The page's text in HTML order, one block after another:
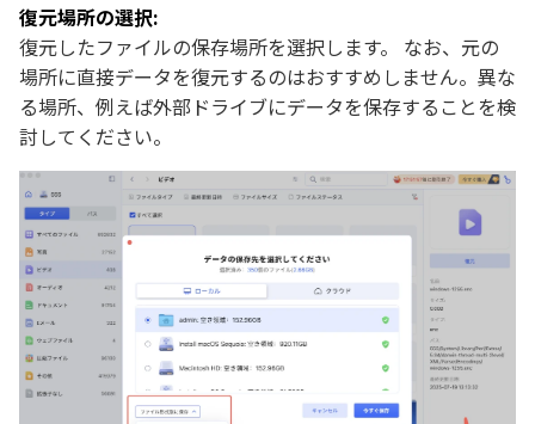
復元場所の選択:
復元したファイルの保存場所を選択します。 なお、元の
場所に直接データを復元するのはおすすめしません。異な
る場所、例えば外部ドライブにデータを保存することを検
討してください。